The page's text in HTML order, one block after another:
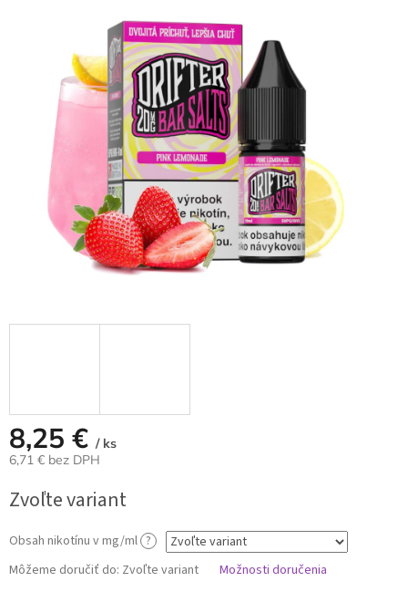
8,25 € / ks
6,71 € bez DPH
cena:
Zvoľte variant
Obsah nikotínu v mg/ml ?
Môžeme doručiť do: Zvoľte variant Možnosti doručenia